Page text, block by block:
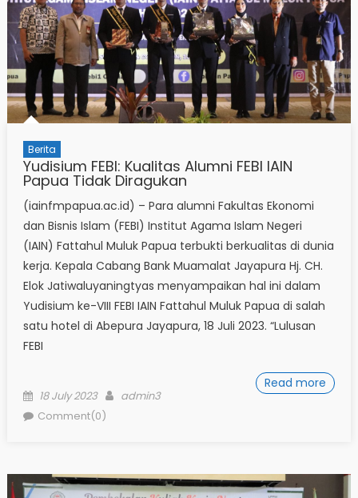
Berita
Yudisium FEBI: Kualitas Alumni FEBI IAIN
Papua Tidak Diragukan
(iainfmpapua.ac.id) – Para alumni Fakultas Ekonomi
dan Bisnis Islam (FEBI) Institut Agama Islam Negeri
(IAIN) Fattahul Muluk Papua terbukti berkualitas di dunia
kerja. Kepala Cabang Bank Muamalat Jayapura Hj. CH.
Elok Jatiwaluyaningtyas menyampaikan hal ini dalam
Yudisium ke-VIII FEBI IAIN Fattahul Muluk Papua di salah
satu hotel di Abepura Jayapura, 18 Juli 2023. “Lulusan
FEBI
Read more
Posted
on
18 July 2023 Author
admin3
Comment(0)